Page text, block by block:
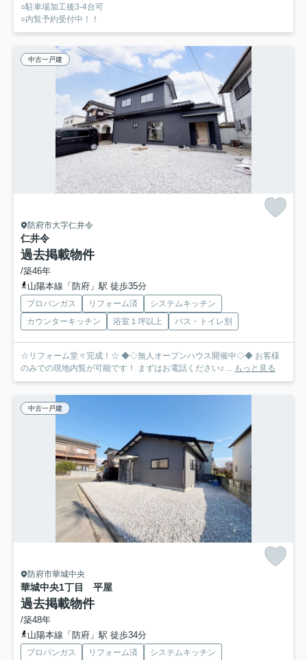
○駐車場加工後3-4台可
○内覧予約受付中！！
中古一戸建
防府市大字仁井令
仁井令
過去掲載物件
/築46年
山陽本線「防府」駅 徒歩35分
プロパンガス リフォーム済
システムキッチン
カウンターキッチン
浴室１坪以上 バス・トイレ別
☆リフォーム堂々完成！☆ ◆◇無人オープンハウス開催中◇◆ お客様
のみでの現地内覧が可能です！ まずはお電話ください♪ ...
もっと見る
中古一戸建
防府市華城中央
華城中央1丁目 平屋
過去掲載物件
/築48年
山陽本線「防府」駅 徒歩34分
プロパンガス リフォーム済
システムキッチン